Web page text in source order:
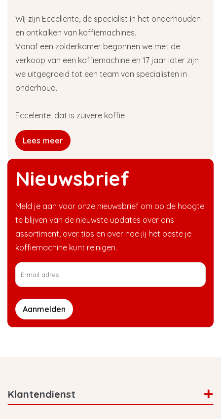
Nieuwsbrief
Meld je aan voor onze nieuwsbrief om op de hoogte
te blijven van de nieuwste updates over ons
assortiment, over tips en over hoe jij het beste je
koffiemachine kunt reinigen.
Aanmelden
Wij zijn Eccellente, dé specialist in het onderhouden
en ontkalken van koffiemachines.
Vanaf een zolderkamer begonnen we met de
verkoop van een koffiemachine en 17 jaar later zijn
we uitgegroeid tot een team van specialisten in
onderhoud.
Eccelente, dat is zuivere koffie
Lees meer
Klantendienst